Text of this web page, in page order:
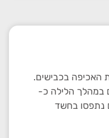
האכיפה בכבישים.
במהלך הלילה כ-
תנועה. כ- 90 נהגים נתפסו בחשד